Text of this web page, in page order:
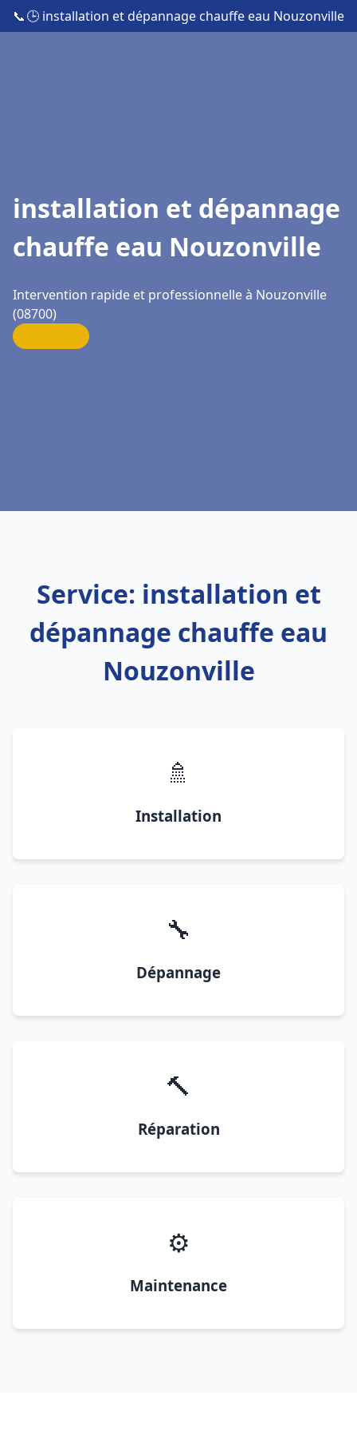
📞🕒 installation et dépannage chauffe eau Nouzonville
installation et dépannage
chauffe eau Nouzonville
Intervention rapide et professionnelle à Nouzonville
(08700)
Service: installation et
dépannage chauffe eau
Nouzonville
🚿
Installation
🔧
Dépannage
🔨
Réparation
⚙️
Maintenance